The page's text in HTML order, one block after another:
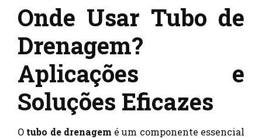
Onde Usar Tubo de
Drenagem?
Aplicações e
Soluções Eficazes
O tubo de drenagem é um componente essencial